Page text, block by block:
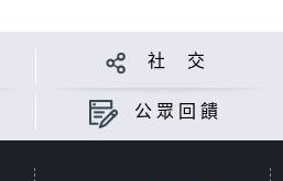
社 交
公眾回饋